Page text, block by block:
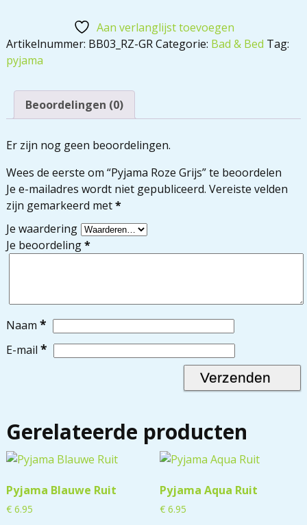
Aan verlanglijst toevoegen
Artikelnummer: BB03_RZ-GRCategorie: Bad & Bed Tag:
pyjama
Beoordelingen (0)
Er zijn nog geen beoordelingen.
Wees de eerste om “Pyjama Roze Grijs” te beoordelen
Je e-mailadres wordt niet gepubliceerd. Vereiste velden
zijn gemarkeerd met*
Je waardering
Je beoordeling*
Naam *
E-mail *
Gerelateerde producten
Pyjama Blauwe Ruit
€6.95
Pyjama Aqua Ruit
€6.95